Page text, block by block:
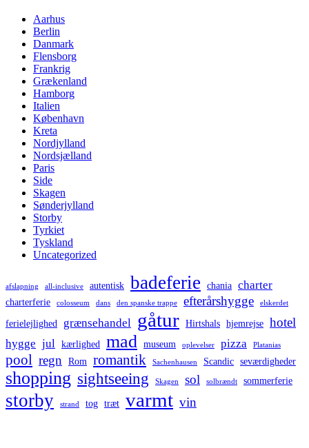
Aarhus
Berlin
Danmark
Flensborg
Frankrig
Grækenland
Hamborg
Italien
København
Kreta
Nordjylland
Nordsjælland
Paris
Side
Skagen
Sønderjylland
Storby
Tyrkiet
Tyskland
Uncategorized
afslapning all-inclusive autentisk badeferie chania charter
charterferie colosseum dans den spanske trappe efterårshygge elskerdet
ferielejlighed grænsehandel gåtur Hirtshals hjemrejse hotel
hygge jul kærlighed mad museum oplevelser pizza Platanias
pool regn Rom romantik Sachenhausen Scandic seværdigheder
shopping sightseeing Skagen sol solbrændt sommerferie
storby strand tog træt varmt vin